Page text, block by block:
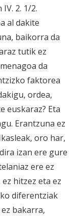
2. 1/2.
al dakite
baikorra da
tutik ez
da
faktorea
ordea,
euskaraz? Eta
Erantzuna ez
oro har,
izan ere gure
ere ez
hitzez eta ez
diferentziak
bakarra,